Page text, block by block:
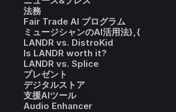
法務
Fair Trade AI プログラム
ミュージシャンのAI活用法},{
LANDR vs. DistroKid
Is LANDR worth it?
LANDR vs. Splice
プレゼント
デジタルストア
支援AIツール
Audio Enhancer